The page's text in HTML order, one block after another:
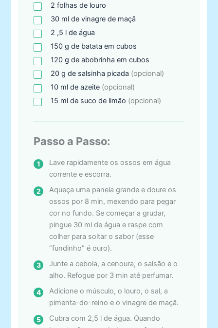
2 folhas de louro
30 ml de vinagre de maçã
2 ,5 l de água
150 g de batata em cubos
120 g de abobrinha em cubos
20 g de salsinha picada (opcional)
10 ml de azeite (opcional)
15 ml de suco de limão (opcional)
Passo a Passo:
Lave rapidamente os ossos em água
corrente e escorra.
Aqueça uma panela grande e doure os
ossos por 8 min, mexendo para pegar
cor no fundo. Se começar a grudar,
pingue 30 ml de água e raspe com
colher para soltar o sabor (esse
“fundinho” é ouro).
Junte a cebola, a cenoura, o salsão e o
alho. Refogue por 3 min até perfumar.
Adicione o músculo, o louro, o sal, a
pimenta-do-reino e o vinagre de maçã.
Cubra com 2,5 l de água. Quando